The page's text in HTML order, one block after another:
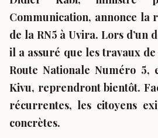
Communication, annonce la
de la RN5 à Uvira. Lors d’un
il a assuré que les travaux
Route Nationale Numéro 5,
Kivu, reprendront bientôt.
récurrentes, les citoyens
concrètes.